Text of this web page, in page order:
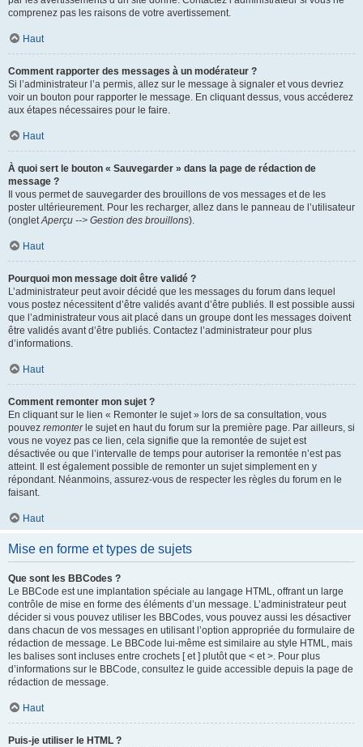
comprenez pas les raisons de votre avertissement.
Haut
Comment rapporter des messages à un modérateur ?
Si l’administrateur l’a permis, allez sur le message à signaler et vous devriez
voir un bouton pour rapporter le message. En cliquant dessus, vous accéderez
aux étapes nécessaires pour le faire.
Haut
À quoi sert le bouton « Sauvegarder » dans la page de rédaction de
message ?
Il vous permet de sauvegarder des brouillons de vos messages et de les
poster ultérieurement. Pour les recharger, allez dans le panneau de l’utilisateur
(ongletAperçu --> Gestion des brouillons).
Haut
Pourquoi mon message doit être validé ?
L’administrateur peut avoir décidé que les messages du forum dans lequel
vous postez nécessitent d’être validés avant d’être publiés. Il est possible aussi
que l’administrateur vous ait placé dans un groupe dont les messages doivent
être validés avant d’être publiés. Contactez l’administrateur pour plus
d’informations.
Haut
Comment remonter mon sujet ?
En cliquant sur le lien « Remonter le sujet » lors de sa consultation, vous
pouvez remonterle sujet en haut du forum sur la première page. Par ailleurs, si
vous ne voyez pas ce lien, cela signifie que la remontée de sujet est
désactivée ou que l’intervalle de temps pour autoriser la remontée n’est pas
atteint. Il est également possible de remonter un sujet simplement en y
répondant. Néanmoins, assurez-vous de respecter les règles du forum en le
faisant.
Haut
Mise en forme et types de sujets
Que sont les BBCodes ?
Le BBCode est une implantation spéciale au langage HTML, offrant un large
contrôle de mise en forme des éléments d’un message. L’administrateur peut
décider si vous pouvez utiliser les BBCodes, vous pouvez aussi les désactiver
dans chacun de vos messages en utilisant l’option appropriée du formulaire de
rédaction de message. Le BBCode lui-même est similaire au style HTML, mais
les balises sont incluses entre crochets [ et ] plutôt que < et >. Pour plus
d’informations sur le BBCode, consultez le guide accessible depuis la page de
rédaction de message.
Haut
Puis-je utiliser le HTML ?